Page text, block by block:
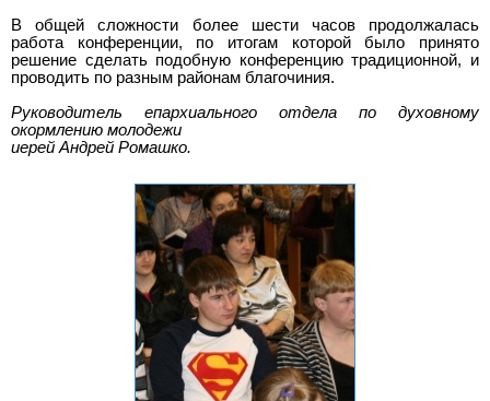
В общей сложности более шести часов продолжалась
работа конференции, по итогам которой было принято
решение сделать подобную конференцию традиционной, и
проводить по разным районам благочиния.
Руководитель епархиального отдела по духовному
окормлению молодежи
иерей Андрей Ромашко.